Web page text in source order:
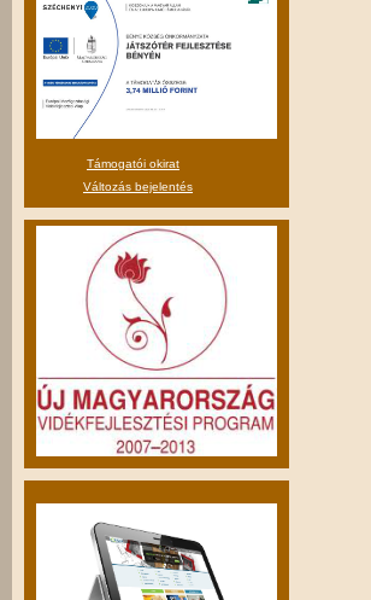
Támogatói okirat
Változás bejelentés